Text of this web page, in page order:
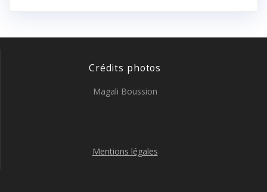
Crédits photos
Magali Boussion
Mentions légales